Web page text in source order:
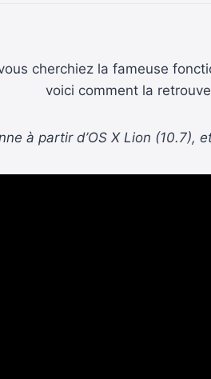
cherchiez la fameuse
voici comment la
à partir d’OS X Lion (10.7),